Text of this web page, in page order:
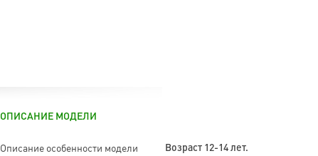
ОПИСАНИЕ МОДЕЛИ
Описание особенности модели Возраст 12-14 лет.